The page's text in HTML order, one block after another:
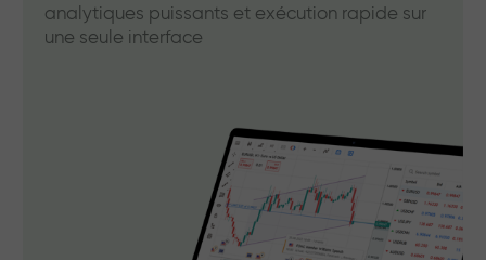
analytiques puissants et exécution rapide sur
une seule interface